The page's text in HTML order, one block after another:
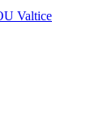
Valtice